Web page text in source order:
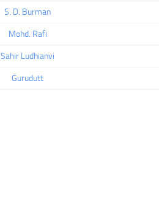
S. D. Burman
Mohd. Rafi
Sahir Ludhianvi
Gurudutt